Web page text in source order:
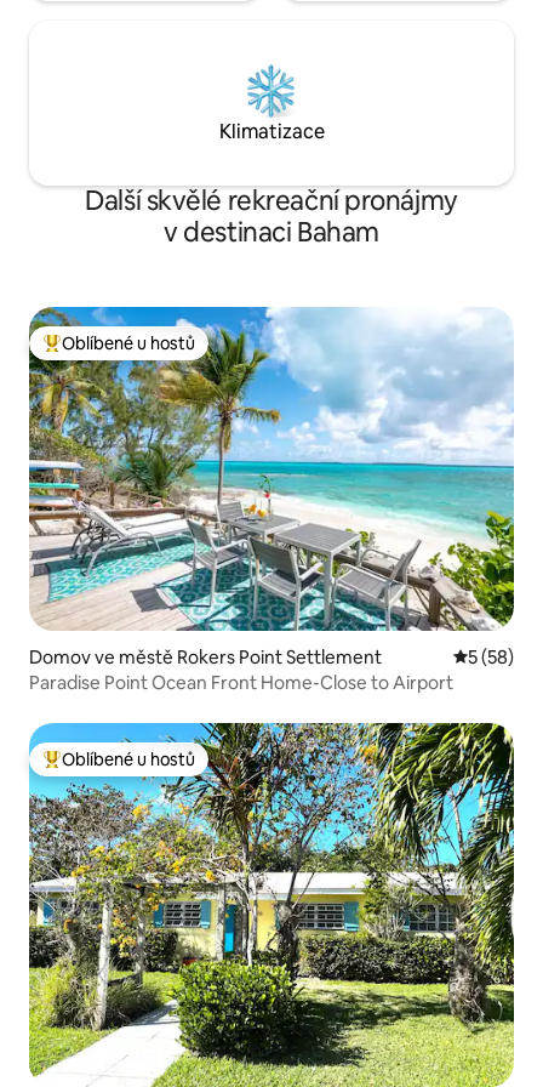
Klimatizace
Další skvělé rekreační pronájmy
v destinaci Baham
Nejlepší v kategorii Oblíbené u hostů
Oblíbené u hostů
Domov ve městě Rokers Point Settlement Průměrné
5 (58)
Paradise Point Ocean Front Home-Close to Airport
Nejlepší v kategorii Oblíbené u hostů
Oblíbené u hostů